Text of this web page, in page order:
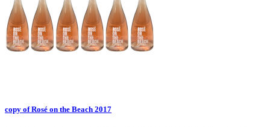
copy of Rosé on the Beach 2017